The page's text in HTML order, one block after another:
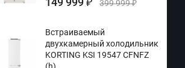
₽ 399 999₽
Встраиваемый
двухкамерный холодильник
KORTING KSI 19547 CFNFZ